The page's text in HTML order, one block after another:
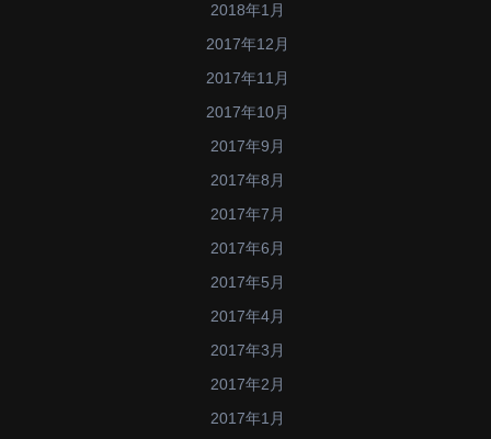
2018年1月
2017年12月
2017年11月
2017年10月
2017年9月
2017年8月
2017年7月
2017年6月
2017年5月
2017年4月
2017年3月
2017年2月
2017年1月